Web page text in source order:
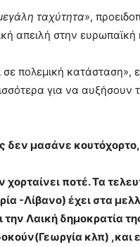
ταχύτητα»,
απειλή στην ευρωπαϊκή
σε πολεμική
για να αυξήσουν
δεν μασάνε
ποτέ. Τα
-Λίβανο) έχει στα
Λαική δημοκρατία
κλπ)